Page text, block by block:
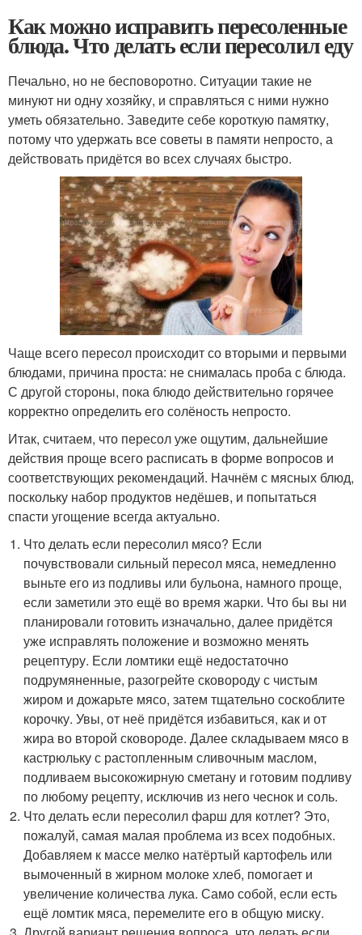
Как можно исправить пересоленные
блюда. Что делать если пересолил еду
Печально, но не бесповоротно. Ситуации такие не
минуют ни одну хозяйку, и справляться с ними нужно
уметь обязательно. Заведите себе короткую памятку,
потому что удержать все советы в памяти непросто, а
действовать придётся во всех случаях быстро.
Чаще всего пересол происходит со вторыми и первыми
блюдами, причина проста: не снималась проба с блюда.
С другой стороны, пока блюдо действительно горячее
корректно определить его солёность непросто.
Итак, считаем, что пересол уже ощутим, дальнейшие
действия проще всего расписать в форме вопросов и
соответствующих рекомендаций. Начнём с мясных блюд,
поскольку набор продуктов недёшев, и попытаться
спасти угощение всегда актуально.
Что делать если пересолил мясо? Если
почувствовали сильный пересол мяса, немедленно
выньте его из подливы или бульона, намного проще,
если заметили это ещё во время жарки. Что бы вы ни
планировали готовить изначально, далее придётся
уже исправлять положение и возможно менять
рецептуру. Если ломтики ещё недостаточно
подрумяненные, разогрейте сковороду с чистым
жиром и дожарьте мясо, затем тщательно соскоблите
корочку. Увы, от неё придётся избавиться, как и от
жира во второй сковороде. Далее складываем мясо в
кастрюльку с растопленным сливочным маслом,
подливаем высокожирную сметану и готовим подливу
по любому рецепту, исключив из него чеснок и соль.
Что делать если пересолил фарш для котлет? Это,
пожалуй, самая малая проблема из всех подобных.
Добавляем к массе мелко натёртый картофель или
вымоченный в жирном молоке хлеб, помогает и
увеличение количества лука. Само собой, если есть
ещё ломтик мяса, перемелите его в общую миску.